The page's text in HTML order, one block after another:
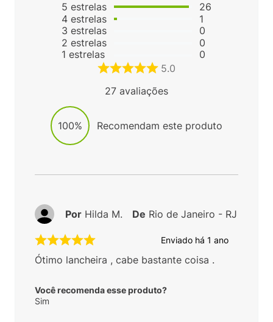
5 estrelas
4 estrelas
3 estrelas
2 estrelas
1 estrelas
26
1
0
0
0
5.0
27 avaliações
100% Recomendam este produto
Enviado há 1 ano
Ótimo lancheira , cabe bastante coisa .
Você recomenda esse produto?
Sim
Por Hilda M. De Rio de Janeiro - RJ